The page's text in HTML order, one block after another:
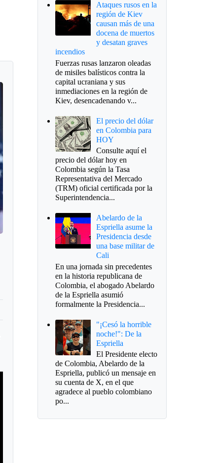
Ataques rusos en la
región de Kiev
causan más de una
docena de muertos
y desatan graves
incendios
Fuerzas rusas lanzaron oleadas
de misiles balísticos contra la
capital ucraniana y sus
inmediaciones en la región de
Kiev, desencadenando v...
El precio del dólar
en Colombia para
HOY
Consulte aquí el
precio del dólar hoy en
Colombia según la Tasa
Representativa del Mercado
(TRM) oficial certificada por la
Superintendencia...
Abelardo de la
Espriella asume la
Presidencia desde
una base militar de
Cali
En una jornada sin precedentes
en la historia republicana de
Colombia, el abogado Abelardo
de la Espriella asumió
formalmente la Presidencia...
"¡Cesó la horrible
noche!": De la
Espriella
El Presidente electo
de Colombia, Abelardo de la
Espriella, publicó un mensaje en
su cuenta de X, en el que
agradece al pueblo colombiano
po...